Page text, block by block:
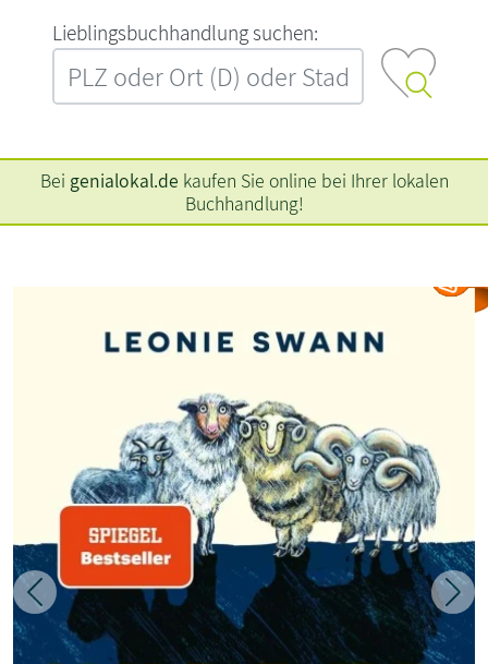
L‍i‍e‍b‍l‍i‍n‍g‍s‍b‍u‍c‍h‍h‍a‍n‍d‍l‍u‍n‍g‍ ‍s‍u‍c‍h‍e‍n‍:‍
Bei genialokal.de kaufen Sie online bei Ihrer lokalen
Buchhandlung!
Zurück